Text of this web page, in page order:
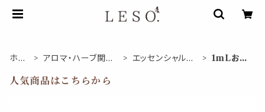
ホー
アロマ・ハーブ関連
エッセンシャルオ
1mLお試
人気商品はこちらから